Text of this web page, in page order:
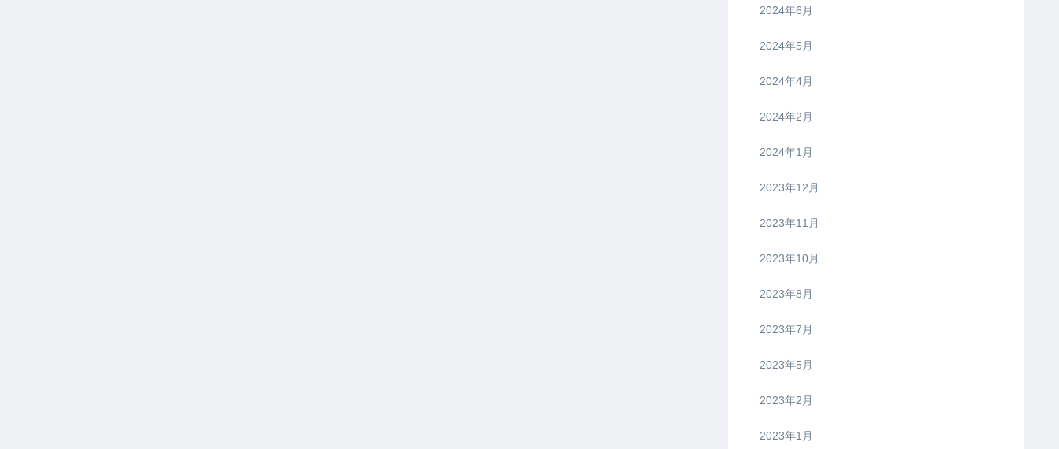
2024年6月
2024年5月
2024年4月
2024年2月
2024年1月
2023年12月
2023年11月
2023年10月
2023年8月
2023年7月
2023年5月
2023年2月
2023年1月